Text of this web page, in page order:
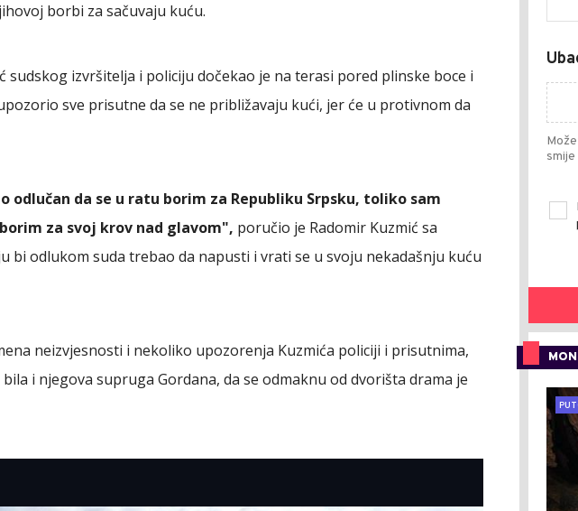
borbi za sačuvaju kuću.
sudskog izvršitelja i policiju dočekao je na terasi pored plinske boce i
sve prisutne da se ne približavaju kući, jer će u protivnom da
odlučan da se u ratu borim za Republiku Srpsku, toliko sam
za svoj krov nad glavom", poručio je Radomir Kuzmić sa
bi odlukom suda trebao da napusti i vrati se u svoju nekadašnju kuću
neizvjesnosti i nekoliko upozorenja Kuzmića policiji i prisutnima,
i njegova supruga Gordana, da se odmaknu od dvorišta drama je